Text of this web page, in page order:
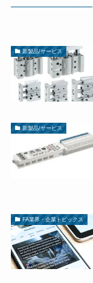
新製品/サービス
新製品/サービス
FA業界・企業トピックス